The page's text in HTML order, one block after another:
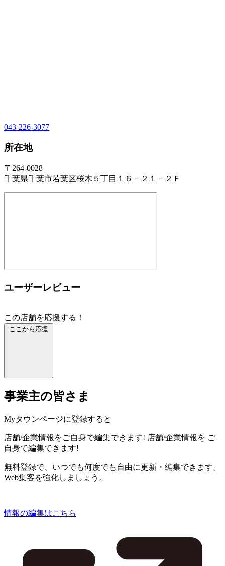
043-226-3077
所在地
〒264-0028
千葉県千葉市若葉区桜木５丁目１６－２１－２Ｆ
ユーザーレビュー
この店舗を応援する！
ここから応援
事業主の皆さま
Myタウンページに登録すると
店舗/企業情報をご自身で編集できます! 店舗/企業情報を ご
自身で編集できます!
無料登録で、いつでも何度でも自由に更新・編集できます。
Web集客を強化しましょう。
情報の編集はこちら